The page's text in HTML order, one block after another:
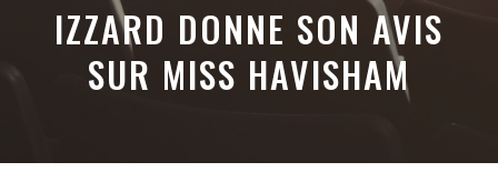
IZZARD DONNE SON AVIS
SUR MISS HAVISHAM